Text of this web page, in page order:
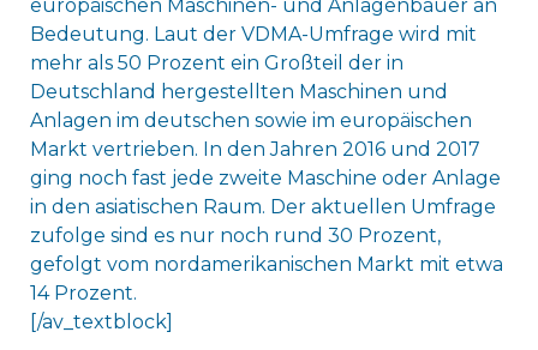
europäischen Maschinen- und Anlagenbauer an
Bedeutung. Laut der VDMA-Umfrage wird mit
mehr als 50 Prozent ein Großteil der in
Deutschland hergestellten Maschinen und
Anlagen im deutschen sowie im europäischen
Markt vertrieben. In den Jahren 2016 und 2017
ging noch fast jede zweite Maschine oder Anlage
in den asiatischen Raum. Der aktuellen Umfrage
zufolge sind es nur noch rund 30 Prozent,
gefolgt vom nordamerikanischen Markt mit etwa
14 Prozent.
[/av_textblock]